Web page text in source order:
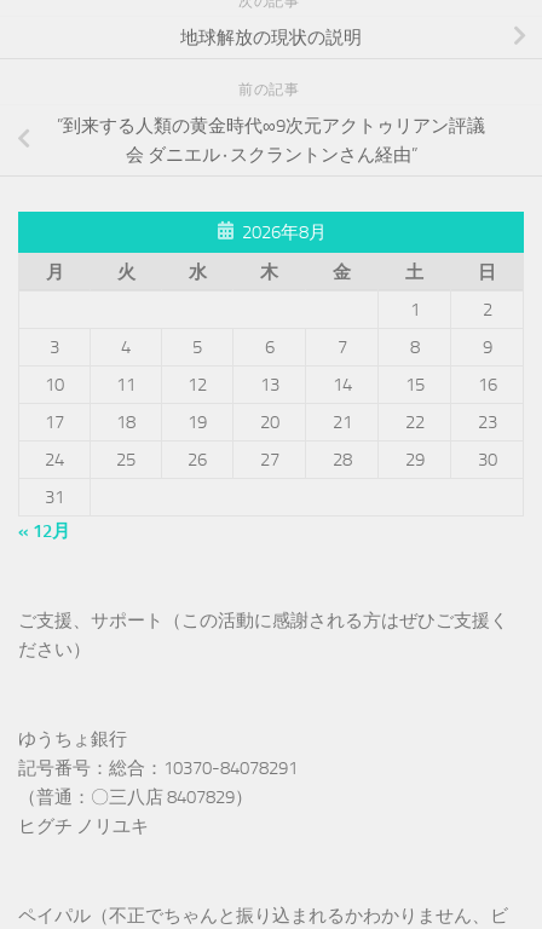
地球解放の現状の説明
前の記事
”到来する人類の黄金時代∞9次元アクトゥリアン評議
会 ダニエル٠スクラントンさん経由”
2026年8月
月
火 水 木 金 土
日
1
2
3
4 5 6 7 8
9
10
11 12 13 14 15
16
17
18 19 20 21 22
23
24
25 26 27 28 29
30
31
« 12月
ご支援、サポート（この活動に感謝される方はぜひご支援く
ださい）
ゆうちょ銀行
記号番号：総合：10370-84078291
（普通：〇三八店 8407829）
ヒグチ ノリユキ
ペイパル（不正でちゃんと振り込まれるかわかりません、ビ